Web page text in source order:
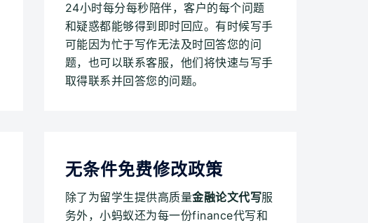
24小时每分每秒陪伴，客户的每个问题
和疑惑都能够得到即时回应。有时候写手
可能因为忙于写作无法及时回答您的问
题，也可以联系客服，他们将快速与写手
取得联系并回答您的问题。
无条件免费修改政策
除了为留学生提供高质量金融论文代写服
务外，小蚂蚁还为每一份finance代写和